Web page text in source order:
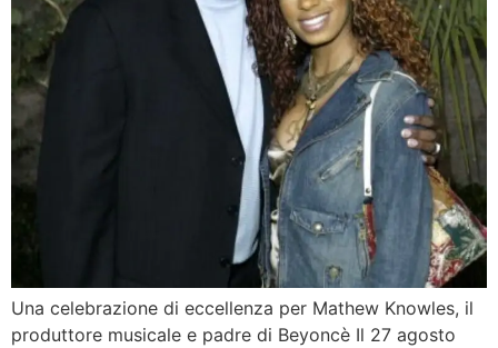
Una celebrazione di eccellenza per Mathew Knowles, il
produttore musicale e padre di Beyoncè Il 27 agosto